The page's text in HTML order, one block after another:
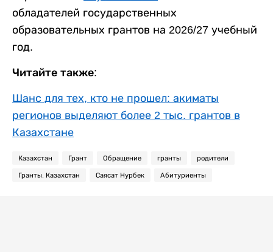
обладателей государственных
образовательных грантов на 2026/27 учебный
год.
Читайте также:
Шанс для тех, кто не прошел: акиматы
регионов выделяют более 2 тыс. грантов в
Казахстане
Казахстан Грант Обращение гранты родители
Гранты. Казахстан Саясат Нурбек Абитуриенты